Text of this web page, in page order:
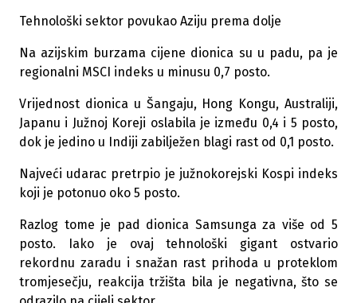
Tehnološki sektor povukao Aziju prema dolje
Na azijskim burzama cijene dionica su u padu, pa je
regionalni MSCI indeks u minusu 0,7 posto.
Vrijednost dionica u Šangaju, Hong Kongu, Australiji,
Japanu i Južnoj Koreji oslabila je između 0,4 i 5 posto,
dok je jedino u Indiji zabilježen blagi rast od 0,1 posto.
Najveći udarac pretrpio je južnokorejski Kospi indeks
koji je potonuo oko 5 posto.
Razlog tome je pad dionica Samsunga za više od 5
posto. Iako je ovaj tehnološki gigant ostvario
rekordnu zaradu i snažan rast prihoda u proteklom
tromjesečju, reakcija tržišta bila je negativna, što se